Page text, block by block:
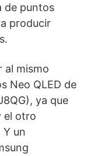
de puntos
producir
al mismo
Neo QLED de
ya que
el otro
Y un